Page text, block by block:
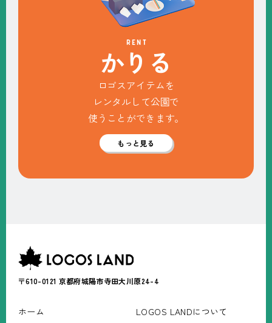
RENT
かり る
ロゴスアイテムを
レンタルして公園で
使うことができます。
もっと見る
〒610-0121 京都府城陽市寺田大川原24-4
ホーム
LOGOS LANDについて